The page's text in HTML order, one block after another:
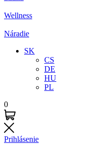
Wellness
Náradie
SK
CS
DE
HU
PL
0
Prihlásenie